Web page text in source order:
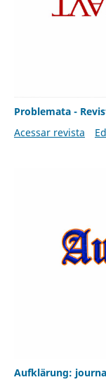
Problemata -
Acessar revista
Aufklärung: